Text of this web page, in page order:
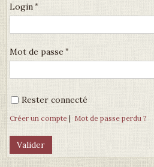
Login
Mot de passe
Rester connecté
Créer un compte | Mot de passe perdu ?